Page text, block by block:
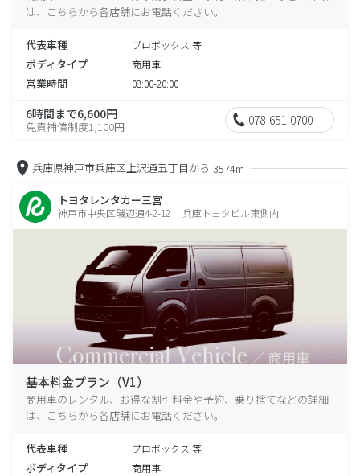
は、こちらから各店舗にお電話ください。
代表車種 プロボックス 等
ボディタイプ 商用車
営業時間 08:00-20:00
6時間まで6,600円
免責補償制度1,100円 078-651-0700
兵庫県神戸市兵庫区上沢通五丁目から 3574m
トヨタレンタカー三宮
神戸市中央区磯辺通4-2-12 兵庫トヨタビル東側内
基本料金プラン（V1）
商用車のレンタル、お得な割引料金や予約、乗り捨てなどの詳細
は、こちらから各店舗にお電話ください。
代表車種 プロボックス 等
ボディタイプ 商用車